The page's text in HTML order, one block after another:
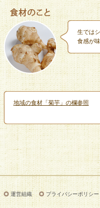
生では
食感が
地域の食材「菊芋」の欄参照
運営組織 プライバシーポリシー